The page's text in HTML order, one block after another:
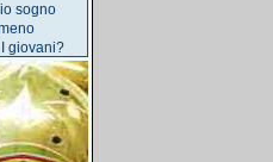
sogno
giovani?